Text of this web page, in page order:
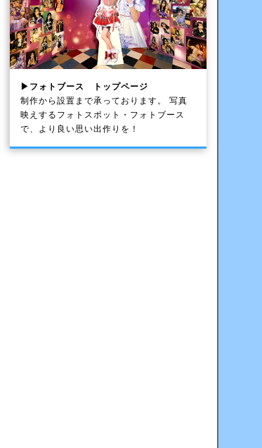
▶フォトブース トップページ
制作から設置まで承っております。 写真
映えするフォトスポット・フォトブース
で、より良い思い出作りを！